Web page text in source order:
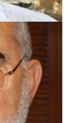
Έβρος,
μετά – Η
ΝΔ